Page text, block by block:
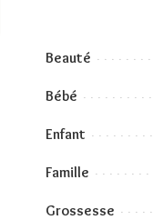
Beauté
Bébé
Enfant
Famille
Grossesse